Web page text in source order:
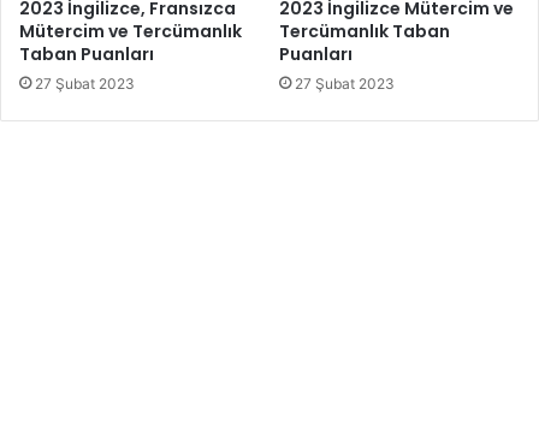
2023 İngilizce, Fransızca
Mütercim ve Tercümanlık
Taban Puanları
27 Şubat 2023
2023 İngilizce Mütercim ve
Tercümanlık Taban
Puanları
27 Şubat 2023